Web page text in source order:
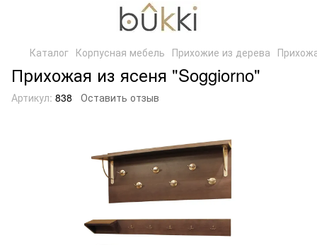
Каталог Корпусная мебель Прихожие из дерева
Прихожая из ясеня "Soggiorno"
Артикул: 838 Оставить отзыв